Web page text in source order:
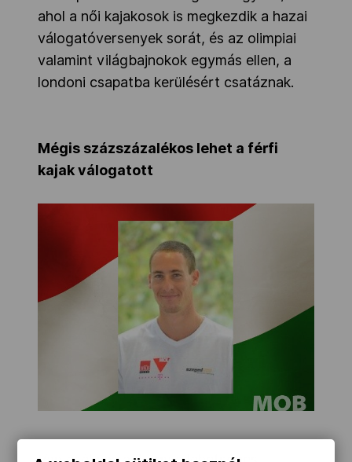
ahol a női kajakosok is megkezdik a hazai
válogatóversenyek sorát, és az olimpiai
valamint világbajnokok egymás ellen, a
londoni csapatba kerülésért csatáznak.
Mégis százszázalékos lehet a férfi
kajak válogatott